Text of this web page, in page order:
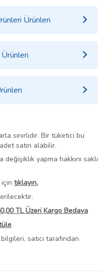
Ürünleri
sınırlıdır. Bir tüketici bu
satın alabilir.
yapma hakkını saklı
tıklayın.
TL Üzeri Kargo Bedava
satıcı tarafından